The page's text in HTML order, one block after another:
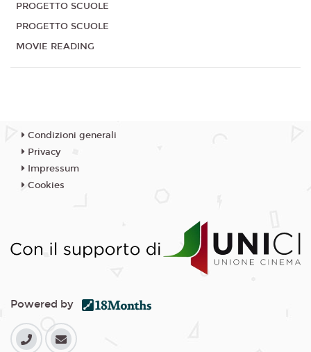
PROGETTO SCUOLE
PROGETTO SCUOLE
MOVIE READING
Condizioni generali
Privacy
Impressum
Cookies
Powered by